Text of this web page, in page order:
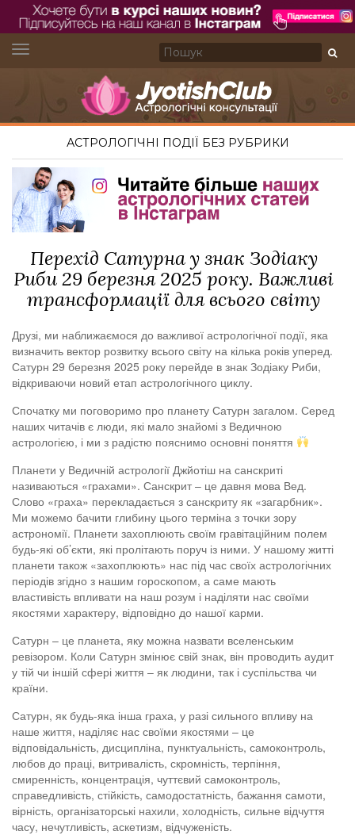
TOGGLE NAVIGATION
АСТРОЛОГІЧНІ ПОДІЇ БЕЗ РУБРИКИ
Перехід Сатурна у знак Зодіаку
Риби 29 березня 2025 року. Важливі
трансформації для всього світу
Друзі, ми наближаємося до важливої астрологічної події, яка
визначить вектор розвитку всього світу на кілька років уперед.
Сатурн 29 березня 2025 року перейде в знак Зодіаку Риби,
відкриваючи новий етап астрологічного циклу.
Спочатку ми поговоримо про планету Сатурн загалом. Серед
наших читачів є люди, які мало знайомі з Ведичною
астрологією, і ми з радістю пояснимо основні поняття
Планети у Ведичній астрології Джйотіш на санскриті
називаються «грахами». Санскрит – це давня мова Вед.
Слово «граха» перекладається з санскриту як «загарбник».
Ми можемо бачити глибину цього терміна з точки зору
астрономії. Планети захоплюють своїм гравітаційним полем
будь-які об’єкти, які пролітають поруч із ними. У нашому житті
планети також «захоплюють» нас під час своїх астрологічних
періодів згідно з нашим гороскопом, а саме мають
властивість впливати на наш розум і наділяти нас своїми
якостями характеру, відповідно до нашої карми.
Сатурн – це планета, яку можна назвати вселенським
ревізором. Коли Сатурн змінює свій знак, він проводить аудит
у тій чи іншій сфері життя – як людини, так і суспільства чи
країни.
Сатурн, як будь-яка інша граха, у разі сильного впливу на
наше життя, наділяє нас своїми якостями – це
відповідальність, дисципліна, пунктуальність, самоконтроль,
любов до праці, витривалість, скромність, терпіння,
смиренність, концентрація, чуттєвий самоконтроль,
справедливість, стійкість, самодостатність, бажання самоти,
вірність, організаторські нахили, холодність, сильне відчуття
часу, нечутливість, аскетизм, відчуженість.